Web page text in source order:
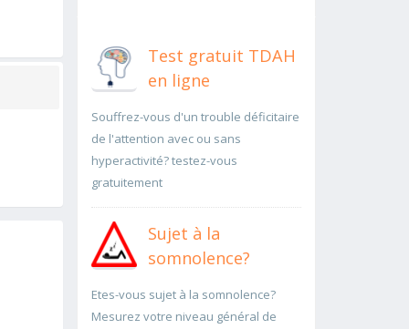
Test gratuit TDAH
en ligne
Souffrez-vous d'un trouble déficitaire
de l'attention avec ou sans
hyperactivité? testez-vous
gratuitement
Sujet à la
somnolence?
Etes-vous sujet à la somnolence?
Mesurez votre niveau général de